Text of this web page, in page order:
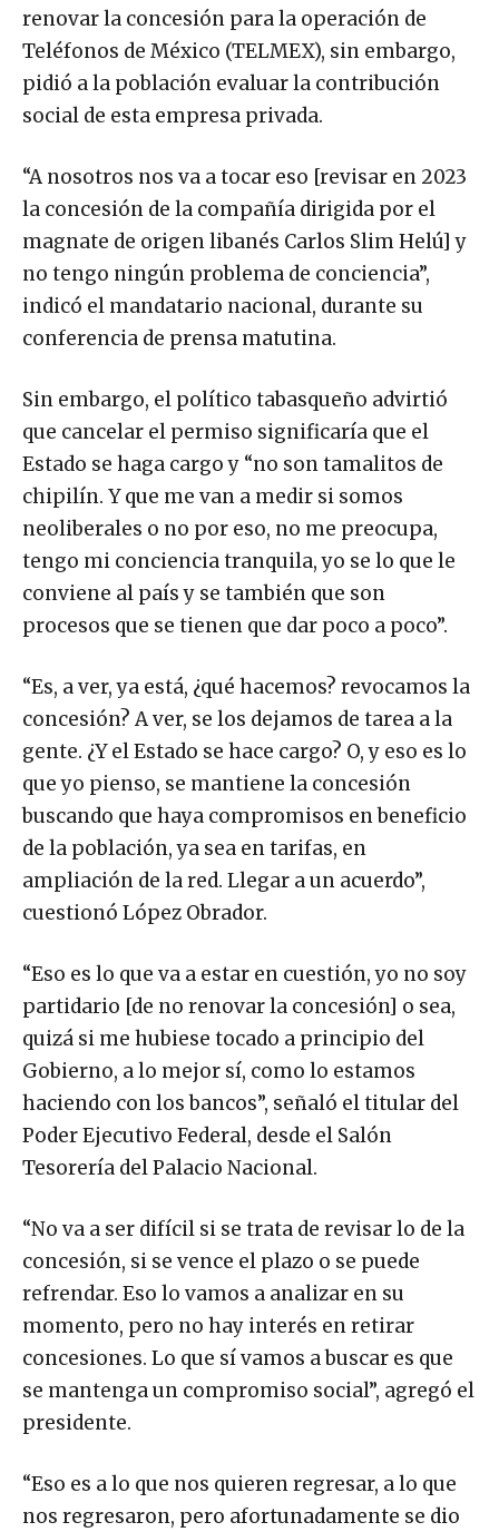
renovar la concesión para la operación de
Teléfonos de México (TELMEX), sin embargo,
pidió a la población evaluar la contribución
social de esta empresa privada.
“A nosotros nos va a tocar eso [revisar en 2023
la concesión de la compañía dirigida por el
magnate de origen libanés Carlos Slim Helú] y
no tengo ningún problema de conciencia”,
indicó el mandatario nacional, durante su
conferencia de prensa matutina.
Sin embargo, el político tabasqueño advirtió
que cancelar el permiso significaría que el
Estado se haga cargo y “no son tamalitos de
chipilín. Y que me van a medir si somos
neoliberales o no por eso, no me preocupa,
tengo mi conciencia tranquila, yo se lo que le
conviene al país y se también que son
procesos que se tienen que dar poco a poco”.
“Es, a ver, ya está, ¿qué hacemos? revocamos la
concesión? A ver, se los dejamos de tarea a la
gente. ¿Y el Estado se hace cargo? O, y eso es lo
que yo pienso, se mantiene la concesión
buscando que haya compromisos en beneficio
de la población, ya sea en tarifas, en
ampliación de la red. Llegar a un acuerdo”,
cuestionó López Obrador.
“Eso es lo que va a estar en cuestión, yo no soy
partidario [de no renovar la concesión] o sea,
quizá si me hubiese tocado a principio del
Gobierno, a lo mejor sí, como lo estamos
haciendo con los bancos”, señaló el titular del
Poder Ejecutivo Federal, desde el Salón
Tesorería del Palacio Nacional.
“No va a ser difícil si se trata de revisar lo de la
concesión, si se vence el plazo o se puede
refrendar. Eso lo vamos a analizar en su
momento, pero no hay interés en retirar
concesiones. Lo que sí vamos a buscar es que
se mantenga un compromiso social”, agregó el
presidente.
“Eso es a lo que nos quieren regresar, a lo que
nos regresaron, pero afortunadamente se dio